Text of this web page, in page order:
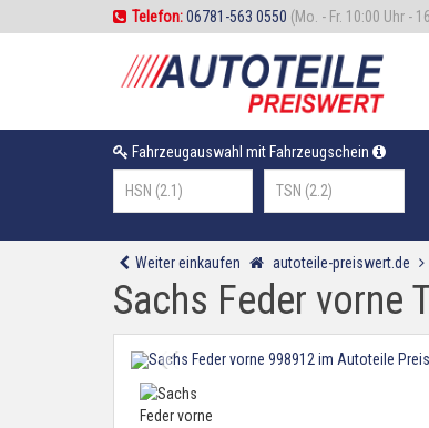
Telefon:06781-563 0550 (Mo. - Fr. 10:00 Uhr -
Fahrzeugauswahl mit Fahrzeugschein
Weiter einkaufen autoteile-preiswert.de
Sachs Feder vorne